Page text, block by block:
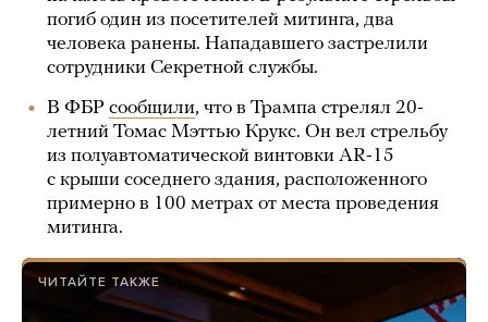
погиб один из посетителей митинга, два
человека ранены. Нападавшего застрелили
сотрудники Секретной службы.
В ФБР сообщили, что в Трампа стрелял 20-
летний Томас Мэттью Крукс. Он вел стрельбу
из полуавтоматической винтовки AR-15
с крыши соседнего здания, расположенного
примерно в 100 метрах от места проведения
митинга.
ЧИТАЙТЕ ТАКЖЕ